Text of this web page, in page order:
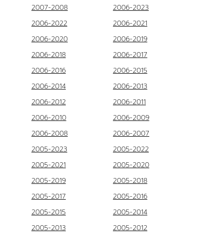
2007-2008
2006-2023
2006-2022
2006-2021
2006-2020
2006-2019
2006-2018
2006-2017
2006-2016
2006-2015
2006-2014
2006-2013
2006-2012
2006-2011
2006-2010
2006-2009
2006-2008
2006-2007
2005-2023
2005-2022
2005-2021
2005-2020
2005-2019
2005-2018
2005-2017
2005-2016
2005-2015
2005-2014
2005-2013
2005-2012